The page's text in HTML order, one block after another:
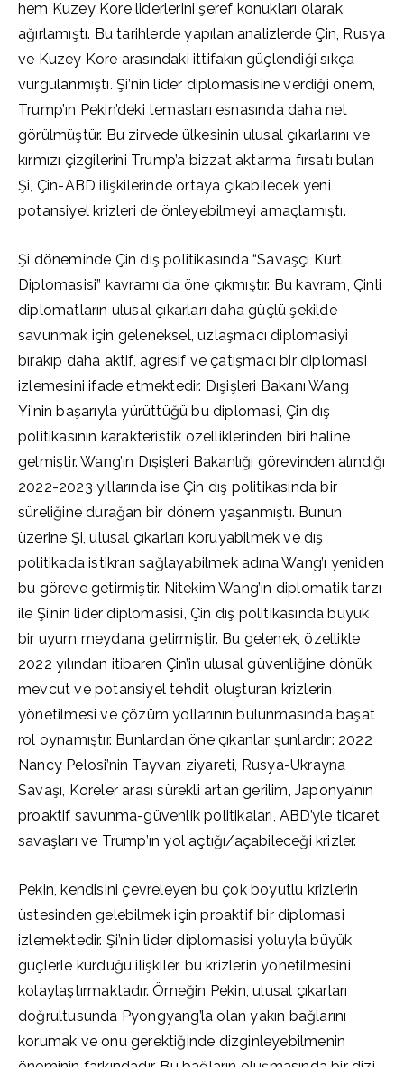
hem Kuzey Kore liderlerini şeref konukları olarak
ağırlamıştı. Bu tarihlerde yapılan analizlerde Çin, Rusya
ve Kuzey Kore arasındaki ittifakın güçlendiği sıkça
vurgulanmıştı. Şi’nin lider diplomasisine verdiği önem,
Trump’ın Pekin’deki temasları esnasında daha net
görülmüştür. Bu zirvede ülkesinin ulusal çıkarlarını ve
kırmızı çizgilerini Trump’a bizzat aktarma fırsatı bulan
Şi, Çin-ABD ilişkilerinde ortaya çıkabilecek yeni
potansiyel krizleri de önleyebilmeyi amaçlamıştı.
Şi döneminde Çin dış politikasında “Savaşçı Kurt
Diplomasisi” kavramı da öne çıkmıştır. Bu kavram, Çinli
diplomatların ulusal çıkarları daha güçlü şekilde
savunmak için geleneksel, uzlaşmacı diplomasiyi
bırakıp daha aktif, agresif ve çatışmacı bir diplomasi
izlemesini ifade etmektedir. Dışişleri Bakanı Wang
Yi’nin başarıyla yürüttüğü bu diplomasi, Çin dış
politikasının karakteristik özelliklerinden biri haline
gelmiştir. Wang’ın Dışişleri Bakanlığı görevinden alındığı
2022-2023 yıllarında ise Çin dış politikasında bir
süreliğine durağan bir dönem yaşanmıştı. Bunun
üzerine Şi, ulusal çıkarları koruyabilmek ve dış
politikada istikrarı sağlayabilmek adına Wang’ı yeniden
bu göreve getirmiştir. Nitekim Wang’ın diplomatik tarzı
ile Şi’nin lider diplomasisi, Çin dış politikasında büyük
bir uyum meydana getirmiştir. Bu gelenek, özellikle
2022 yılından itibaren Çin’in ulusal güvenliğine dönük
mevcut ve potansiyel tehdit oluşturan krizlerin
yönetilmesi ve çözüm yollarının bulunmasında başat
rol oynamıştır. Bunlardan öne çıkanlar şunlardır: 2022
Nancy Pelosi’nin Tayvan ziyareti, Rusya-Ukrayna
Savaşı, Koreler arası sürekli artan gerilim, Japonya’nın
proaktif savunma-güvenlik politikaları, ABD’yle ticaret
savaşları ve Trump’ın yol açtığı/açabileceği krizler.
Pekin, kendisini çevreleyen bu çok boyutlu krizlerin
üstesinden gelebilmek için proaktif bir diplomasi
izlemektedir. Şi’nin lider diplomasisi yoluyla büyük
güçlerle kurduğu ilişkiler, bu krizlerin yönetilmesini
kolaylaştırmaktadır. Örneğin Pekin, ulusal çıkarları
doğrultusunda Pyongyang’la olan yakın bağlarını
korumak ve onu gerektiğinde dizginleyebilmenin